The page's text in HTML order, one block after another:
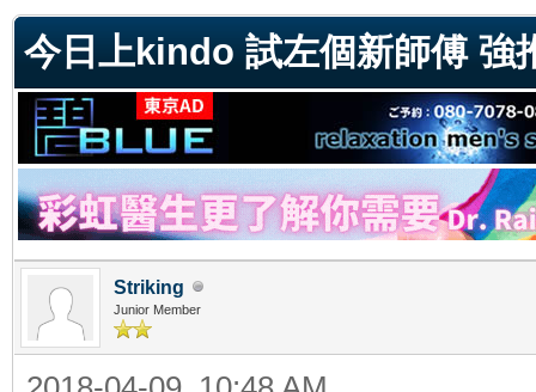
今日上kindo 試左個新師傅 強
Striking
Junior Member